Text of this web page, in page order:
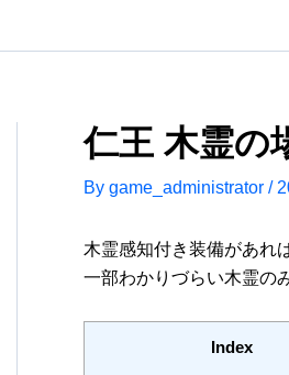
仁王 木霊の
By game_administrator /
木霊感知付き装備があれ
一部わかりづらい木霊の
Index